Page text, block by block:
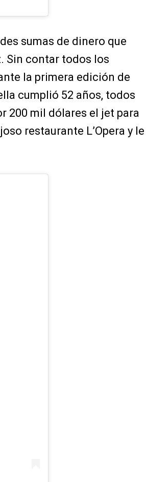
sumas de dinero que
Sin contar todos los
la primera edición de
cumplió 52 años, todos
200 mil dólares el jet para
restaurante L’Opera y le